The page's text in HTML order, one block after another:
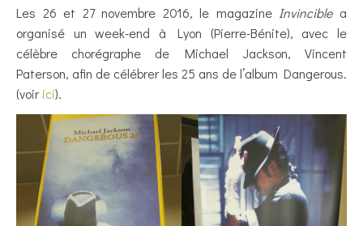
Les 26 et 27 novembre 2016, le magazine Invinciblea
organisé un week-end à Lyon (Pierre-Bénite), avec le
célèbre chorégraphe de Michael Jackson, Vincent
Paterson, afin de célébrer les 25 ans de l’album Dangerous.
(voirici).